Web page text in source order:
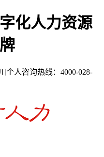
化人力资源
个人咨询热线：4000-028-